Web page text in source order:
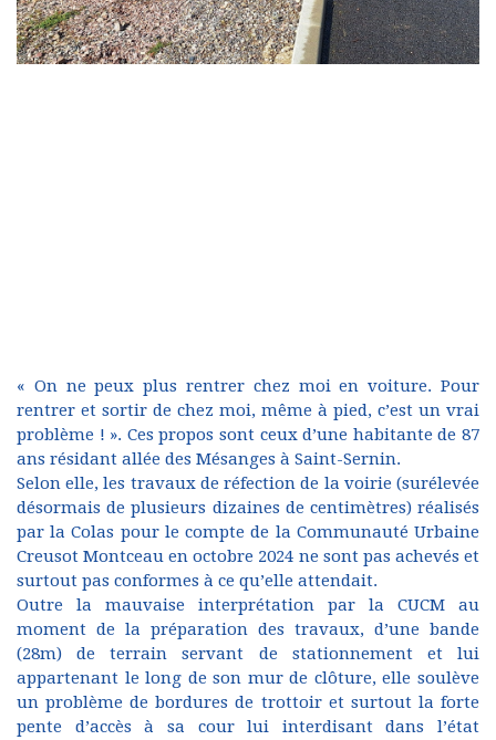
« On ne peux plus rentrer chez moi en voiture. Pour
rentrer et sortir de chez moi, même à pied, c’est un vrai
problème ! ». Ces propos sont ceux d’une habitante de 87
ans résidant allée des Mésanges à Saint-Sernin.
Selon elle, les travaux de réfection de la voirie (surélevée
désormais de plusieurs dizaines de centimètres) réalisés
par la Colas pour le compte de la Communauté Urbaine
Creusot Montceau en octobre 2024 ne sont pas achevés et
surtout pas conformes à ce qu’elle attendait.
Outre la mauvaise interprétation par la CUCM au
moment de la préparation des travaux, d’une bande
(28m) de terrain servant de stationnement et lui
appartenant le long de son mur de clôture, elle soulève
un problème de bordures de trottoir et surtout la forte
pente d’accès à sa cour lui interdisant dans l’état